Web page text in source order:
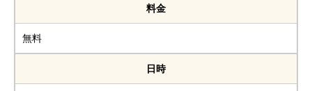
料金
無料
日時